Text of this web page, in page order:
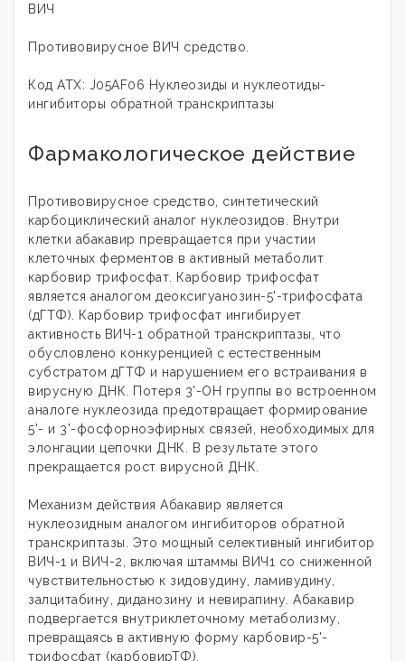
ВИЧ
Противовирусное ВИЧ средство.
Код АТХ: J05AF06 Нуклеозиды и нуклеотиды-
ингибиторы обратной транскриптазы
Фармакологическое действие
Противовирусное средство, синтетический
карбоциклический аналог нуклеозидов. Внутри
клетки абакавир превращается при участии
клеточных ферментов в активный метаболит
карбовир трифосфат. Карбовир трифосфат
является аналогом деоксигуанозин-5'-трифосфата
(дГТФ). Карбовир трифосфат ингибирует
активность ВИЧ-1 обратной транскриптазы, что
обусловлено конкуренцией с естественным
субстратом дГТФ и нарушением его встраивания в
вирусную ДНК. Потеря 3'-OH группы во встроенном
аналоге нуклеозида предотвращает формирование
5'- и 3'-фосфорноэфирных связей, необходимых для
элонгации цепочки ДНК. В результате этого
прекращается рост вирусной ДНК.
Механизм действия Абакавир является
нуклеозидным аналогом ингибиторов обратной
транскриптазы. Это мощный селективный ингибитор
ВИЧ-1 и ВИЧ-2, включая штаммы ВИЧ1 со сниженной
чувствительностью к зидовудину, ламивудину,
залцитабину, диданозину и невирапину. Абакавир
подвергается внутриклеточному метаболизму,
превращаясь в активную форму карбовир-5'-
трифосфат (карбовирТФ).